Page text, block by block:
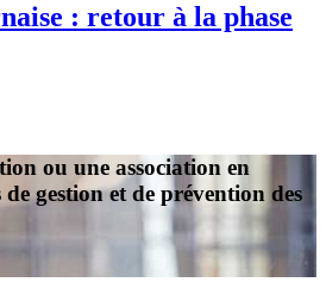
: retour à la phase
ou une association en
gestion et de prévention des